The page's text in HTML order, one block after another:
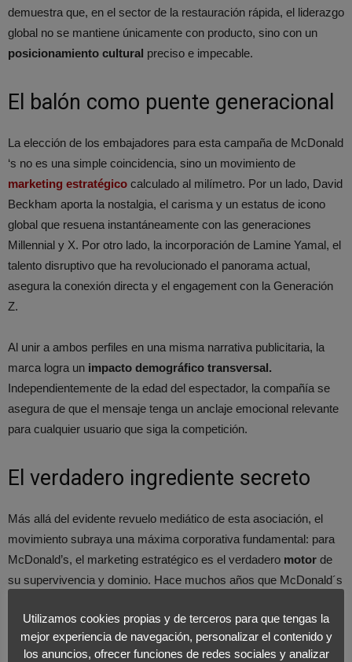
demuestra que, en el sector de la restauración rápida, el liderazgo
global no se mantiene únicamente con producto, sino con un
posicionamiento cultural preciso e impecable.
El balón como puente generacional
La elección de los embajadores para esta campaña de McDonald
‘s no es una simple coincidencia, sino un movimiento de
marketing estratégico calculado al milímetro. Por un lado, David
Beckham aporta la nostalgia, el carisma y un estatus de icono
global que resuena instantáneamente con las generaciones
Millennial y X. Por otro lado, la incorporación de Lamine Yamal, el
talento disruptivo que ha revolucionado el panorama actual,
asegura la conexión directa y el engagement con la Generación
Z.
Al unir a ambos perfiles en una misma narrativa publicitaria, la
marca logra un impacto demográfico transversal.
Independientemente de la edad del espectador, la compañía se
asegura de que el mensaje tenga un anclaje emocional relevante
para cualquier usuario que siga la competición.
El verdadero ingrediente secreto
Más allá del evidente revuelo mediático de esta asociación, el
movimiento subraya una máxima corporativa fundamental: para
McDonald’s, el marketing estratégico es el verdadero motor de
su supervivencia y dominio. Hace muchos años que McDonald´s
de negocio se basa encomercializarmomentos compartidos,
familiaridad y sentido de pertenencia.
Utilizamos cookies propias y de terceros para que tengas la
mejor experiencia de navegación, personalizar el contenido y
los anuncios, ofrecer funciones de redes sociales y analizar